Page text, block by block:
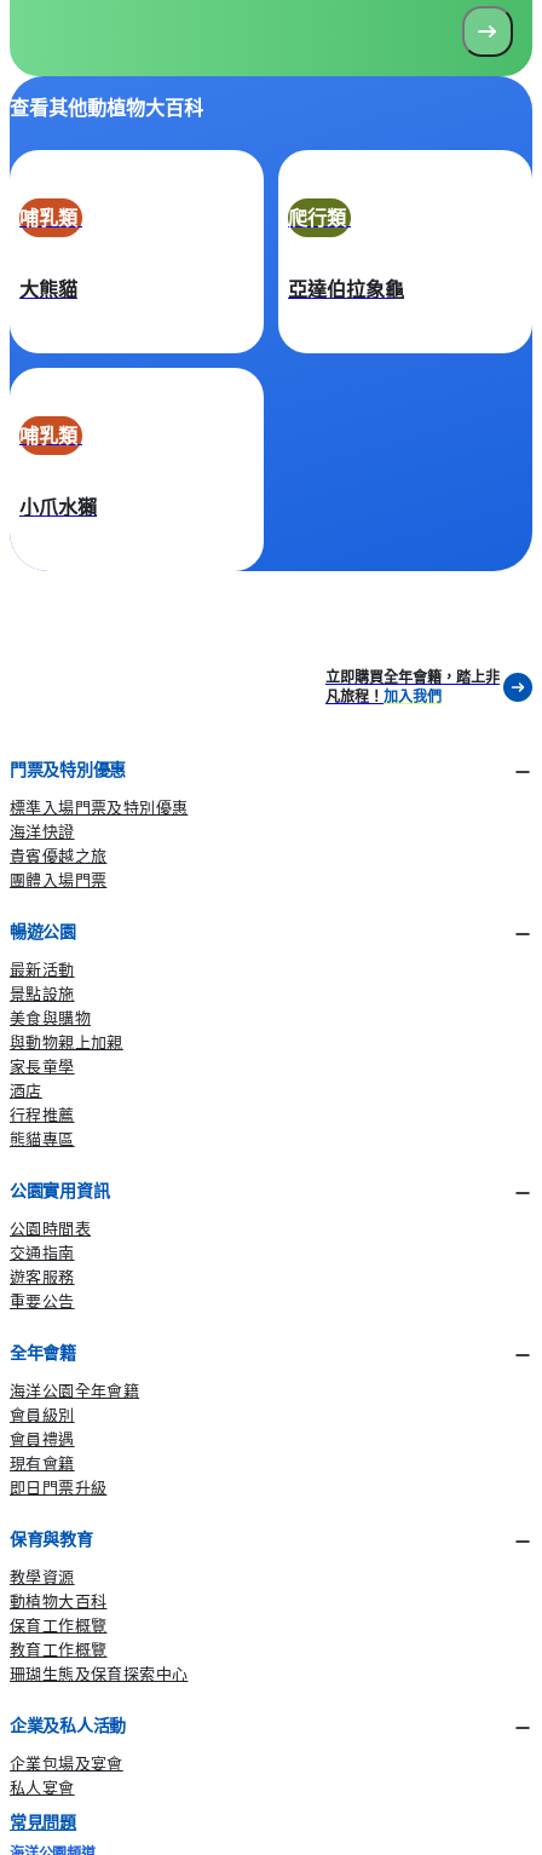
查看其他動植物大百科
哺乳類
大熊貓
爬行類
亞達伯拉象龜
哺乳類
小爪水獺
立即購買全年會籍，踏上非
凡旅程！ 加入我們
門票及特別優惠
標準入場門票及特別優惠
海洋快證
貴賓優越之旅
團體入場門票
暢遊公園
最新活動
景點設施
美食與購物
與動物親上加親
家長童學
酒店
行程推薦
熊貓專區
公園實用資訊
公園時間表
交通指南
遊客服務
重要公告
全年會籍
海洋公園全年會籍
會員級別
會員禮遇
現有會籍
即日門票升級
保育與教育
教學資源
動植物大百科
保育工作概覽
教育工作概覽
珊瑚生態及保育探索中心
企業及私人活動
企業包場及宴會
私人宴會
常見問題